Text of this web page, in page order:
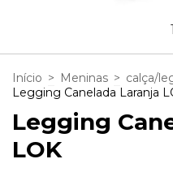
1
Início > Meninas > calça/
Legging Canelada Laranja
Legging
LOK